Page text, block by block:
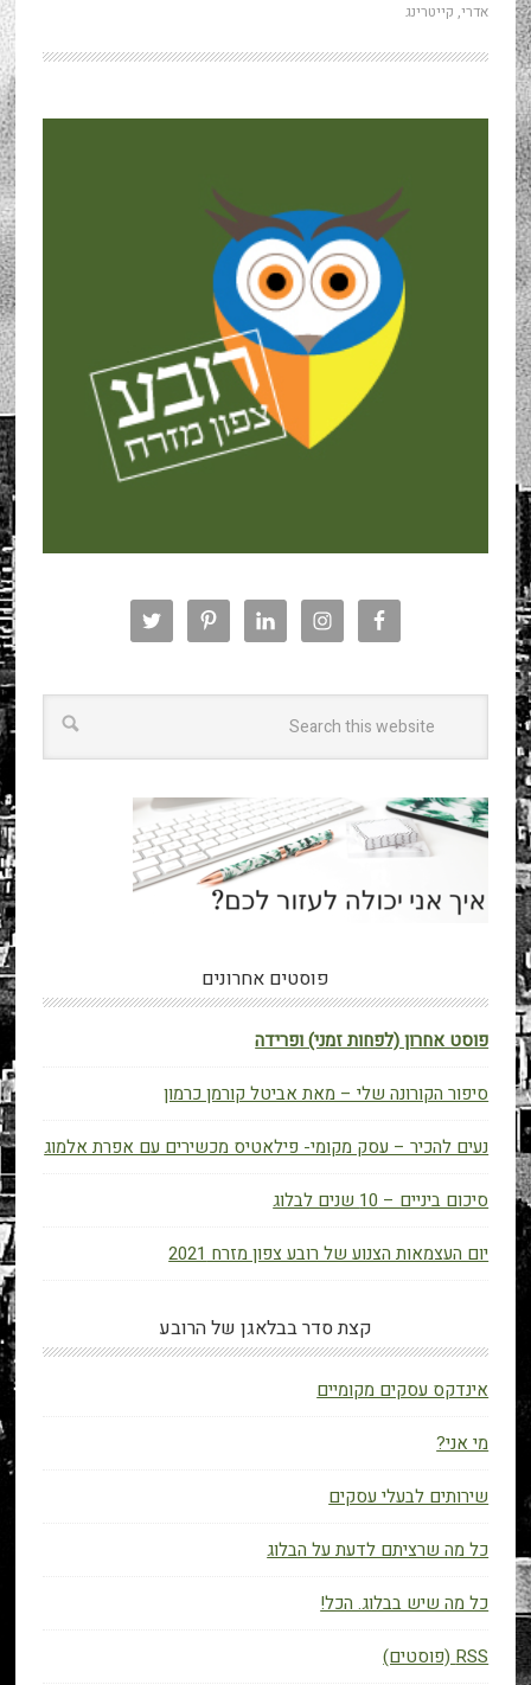
אדרי, קייטרינג
פוסטים אחרונים
פוסט אחרון (לפחות זמני) ופרידה
סיפור הקורונה שלי – מאת אביטל קורמן כרמון
נעים להכיר – עסק מקומי- פילאטיס מכשירים עם אפרת אלמוג
סיכום ביניים – 10 שנים לבלוג
יום העצמאות הצנוע של רובע צפון מזרח 2021
קצת סדר בבלאגן של הרובע
אינדקס עסקים מקומיים
מי אני?
שירותים לבעלי עסקים
כל מה שרציתם לדעת על הבלוג
כל מה שיש בבלוג. הכל!
RSS (פוסטים)